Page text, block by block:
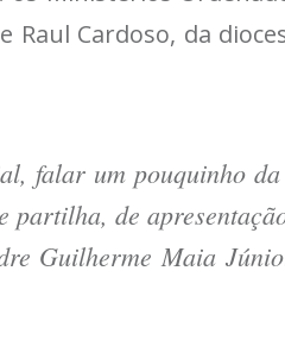
Cardoso, da
falar um pouquinho
partilha, de
Guilherme Maia